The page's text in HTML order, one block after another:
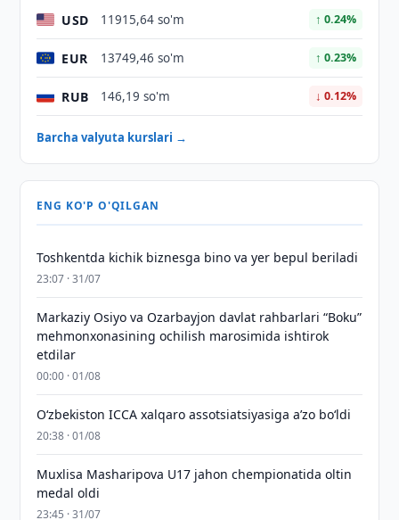
USD 11915,64 so'm ↑ 0.24%
EUR 13749,46 so'm ↑ 0.23%
RUB 146,19 so'm ↓ 0.12%
Barcha valyuta kurslari →
ENG KO'P O'QILGAN
Toshkentda kichik biznesga bino va yer bepul beriladi
23:07 · 31/07
Markaziy Osiyo va Ozarbayjon davlat rahbarlari “Boku”
mehmonxonasining ochilish marosimida ishtirok
etdilar
00:00 · 01/08
O‘zbekiston ICCA xalqaro assotsiatsiyasiga aʼzo bo‘ldi
20:38 · 01/08
Muxlisa Masharipova U17 jahon chempionatida oltin
medal oldi
23:45 · 31/07